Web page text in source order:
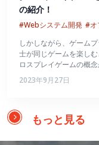
の紹介！
#Webシステム開発 #オ
しかしながら、ゲーム
士が同じゲームを楽し
ロスプレイゲームの概
2023年9月27日
もっと見る